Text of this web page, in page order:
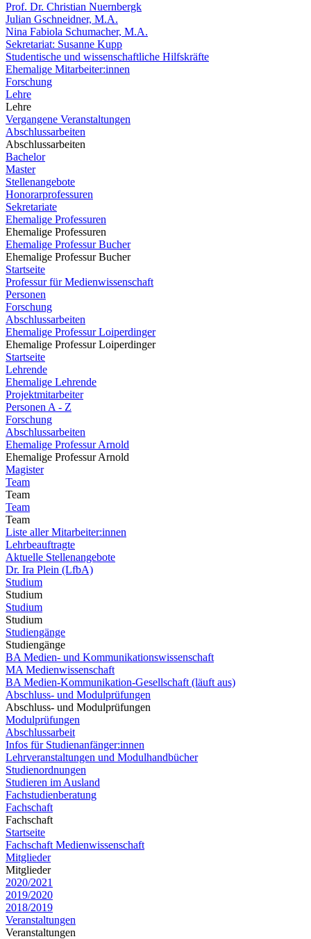
Prof. Dr. Christian Nuernbergk
Julian Gschneidner, M.A.
Nina Fabiola Schumacher, M.A.
Sekretariat: Susanne Kupp
Studentische und wissenschaftliche Hilfskräfte
Ehemalige Mitarbeiter:innen
Forschung
Lehre
Lehre
Vergangene Veranstaltungen
Abschlussarbeiten
Abschlussarbeiten
Bachelor
Master
Stellenangebote
Honorarprofessuren
Sekretariate
Ehemalige Professuren
Ehemalige Professuren
Ehemalige Professur Bucher
Ehemalige Professur Bucher
Startseite
Professur für Medienwissenschaft
Personen
Forschung
Abschlussarbeiten
Ehemalige Professur Loiperdinger
Ehemalige Professur Loiperdinger
Startseite
Lehrende
Ehemalige Lehrende
Projektmitarbeiter
Personen A - Z
Forschung
Abschlussarbeiten
Ehemalige Professur Arnold
Ehemalige Professur Arnold
Magister
Team
Team
Team
Team
Liste aller Mitarbeiter:innen
Lehrbeauftragte
Aktuelle Stellenangebote
Dr. Ira Plein (LfbA)
Studium
Studium
Studium
Studium
Studiengänge
Studiengänge
BA Medien- und Kommunikationswissenschaft
MA Medienwissenschaft
BA Medien-Kommunikation-Gesellschaft (läuft aus)
Abschluss- und Modulprüfungen
Abschluss- und Modulprüfungen
Modulprüfungen
Abschlussarbeit
Infos für Studienanfänger:innen
Lehrveranstaltungen und Modulhandbücher
Studienordnungen
Studieren im Ausland
Fachstudienberatung
Fachschaft
Fachschaft
Startseite
Fachschaft Medienwissenschaft
Mitglieder
Mitglieder
2020/2021
2019/2020
2018/2019
Veranstaltungen
Veranstaltungen